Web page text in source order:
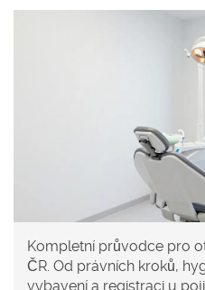
Kompletní průvodce pro
ČR. Od právních kroků,
vybavení a registraci u